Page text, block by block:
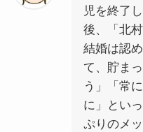
児を終了
後、「北
結婚は認
て、貯ま
う」「常
に」とい
ぷりのメ